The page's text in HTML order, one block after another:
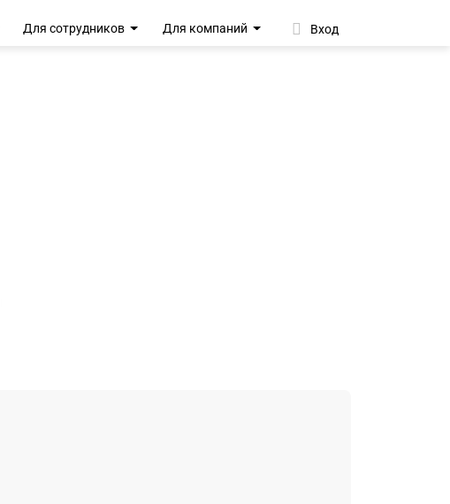
Для сотрудников Для компаний Вход